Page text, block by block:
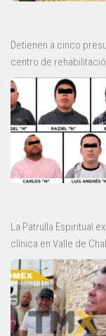
Detienen a cinco
centro de
La Patrulla Espiritual
clínica en Valle de